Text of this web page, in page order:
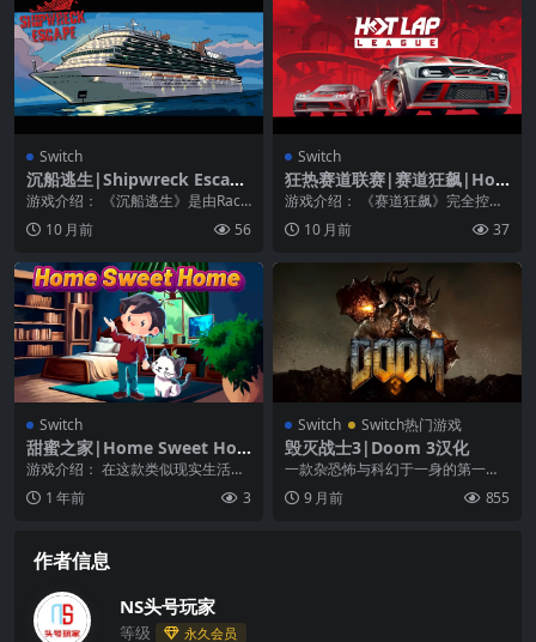
Switch
沉船逃生|Shipwreck Escape
中文
游戏介绍： 《沉船逃生》是由Racc
oons Studio开发制作发行的一款生
存...10 月前 56
Switch
狂热赛道联赛|赛道狂飙|Hot
Lap League中文
游戏介绍： 《赛道狂飙》完全控制
您的车辆，完善您的驾驶，并证明
您在 Hot La...
10 月前 37
Switch
甜蜜之家|Home Sweet Ho
me
游戏介绍： 在这款类似现实生活的
游戏中，你可以工作、娱乐，还可
以通过锻炼来保持健...
1 年前 3
Switch Switch热门游戏
毁灭战士3|Doom 3汉化
一款杂恐怖与科幻于一身的第一人
称射击游戏。游戏故事除了英文名
称外，并未有完全跟随...
9 月前 855
作者信息
NS头号玩家
等级 永久会员